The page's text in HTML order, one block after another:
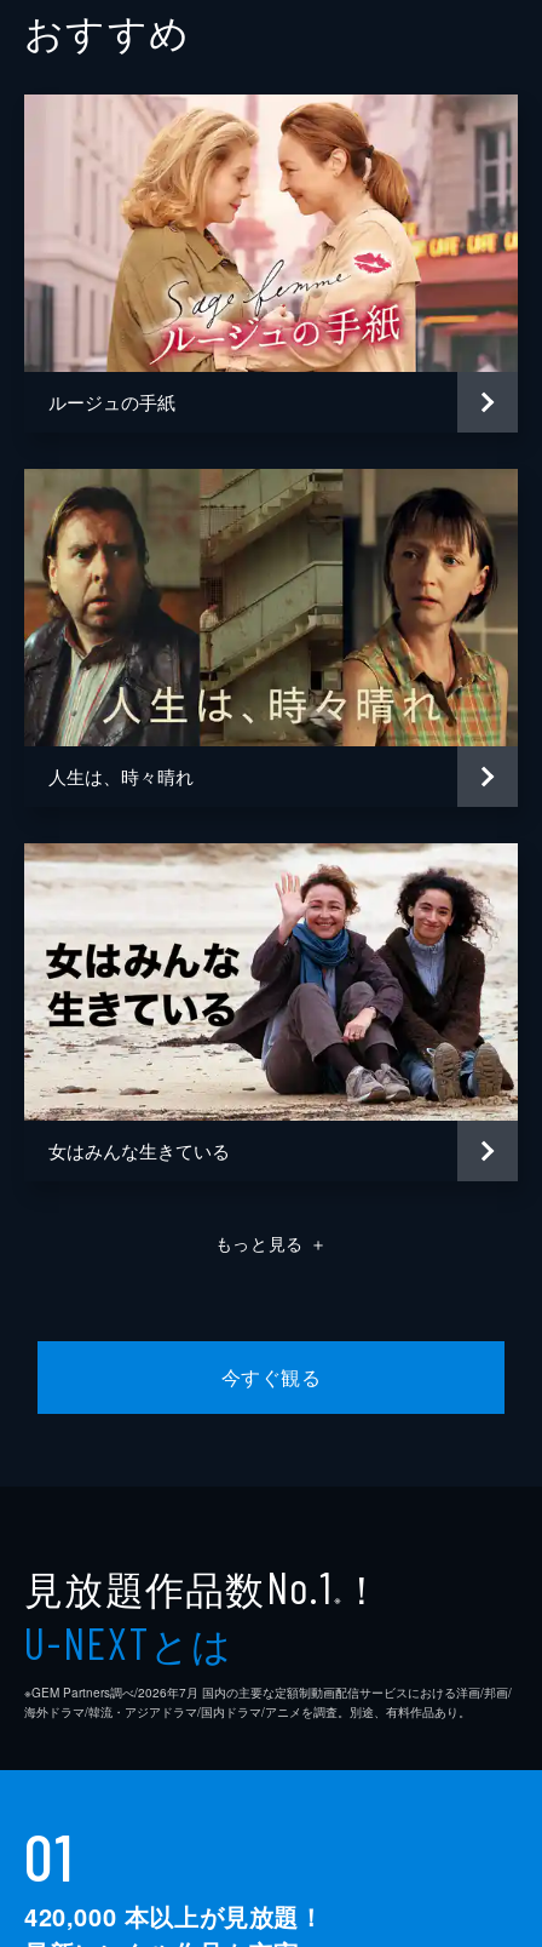
リオネル・ドレー
アントワーヌ・レナルツ
ニコラ・ブショー
オレリア・プティ
オリヴィア・ロス
オリヴィエ・アサイヤス
脚本 オリヴィエ・アサイヤス
おすすめ
ルージュの手紙
人生は、時々晴れ
女はみんな生きている
もっと見る ＋
今すぐ観る
見放題作品数No.1 ※ ！
U-NEXTとは
※GEM Partners調べ/2026年7⽉ 国内の主要な定額制動画配信サービスにおける洋画/邦画/
海外ドラマ/韓流・アジアドラマ/国内ドラマ/アニメを調査。別途、有料作品あり。
01
420,000 本以上が見放題！